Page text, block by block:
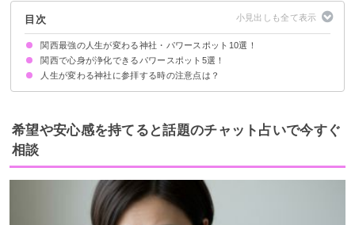
目次
関西最強の人生が変わる神社・パワースポット10選！
①玉置神社：奈良県
②鞍馬寺：京都府
③住吉大社：大阪府
④丹生川上神社：奈良県
⑤神倉神社：和歌山県
⑥熊野本宮大社：和歌山県
⑦白鬚神社：滋賀県
⑧春日大社：奈良県
⑨晴明神社：京都府
⑩大阪天満宮：大阪府
関西で心身が浄化できるパワースポット5選！
①鮎屋の滝：兵庫県
②仁徳天皇陵古墳：大阪府
③嵐山の竹林：京都府
④天橋立：京都府
⑤那智の滝：和歌山県
人生が変わる神社に参拝する時の注意点は？
お参りしてはいけない日は避ける
正しい参拝方法を守る
夜には参拝しないようにする
願いが叶ったから必ずお礼参りをする
希望や安心感を持てると話題のチャット占いで今すぐ
相談